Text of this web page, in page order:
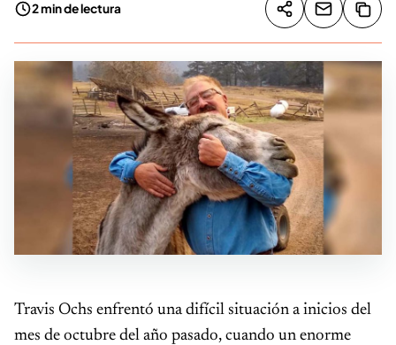
2 min de lectura Compartir
Travis Ochs enfrentó una difícil situación a inicios del
mes de octubre del año pasado, cuando un enorme